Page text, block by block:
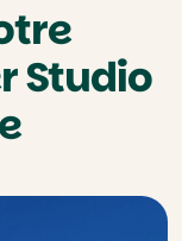
Studio